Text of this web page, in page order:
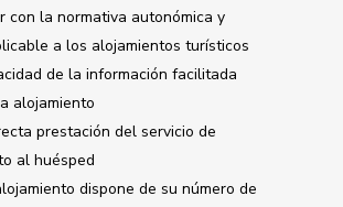
con la normativa autonómica y
a los alojamientos turísticos
de la información facilitada
alojamiento
prestación del servicio de
al huésped
dispone de su número de